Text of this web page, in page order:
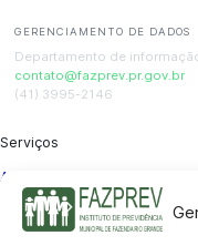
GERENCIAMENTO DE DADOS
Departamento de
contato@fazprev.pr.gov.br
(41) 3995-2146
Serviços
Aposentadoria
Holerite Online Protocolo
Transparência